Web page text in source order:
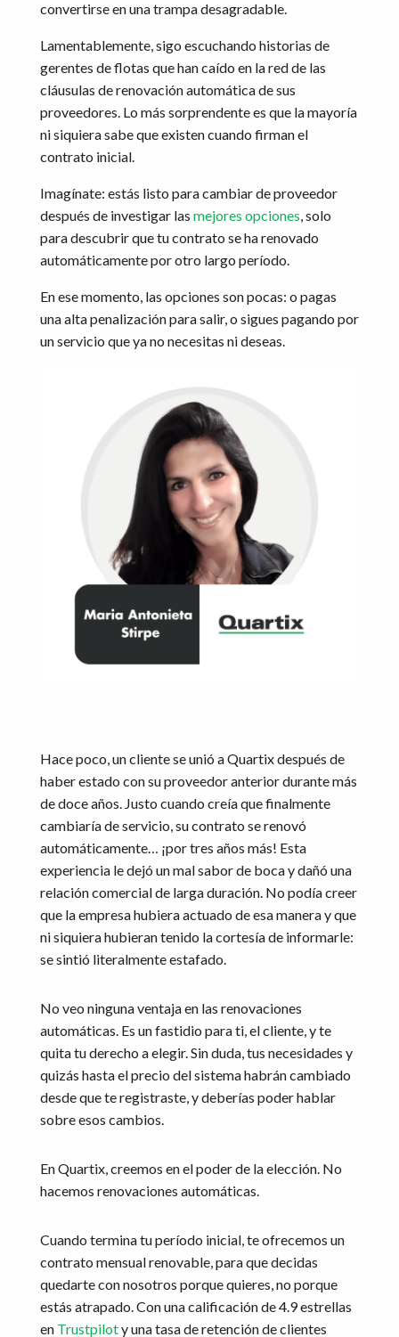
convertirse en una trampa desagradable.
Lamentablemente, sigo escuchando historias de
gerentes de flotas que han caído en la red de las
cláusulas de renovación automática de sus
proveedores. Lo más sorprendente es que la mayoría
ni siquiera sabe que existen cuando firman el
contrato inicial.
Imagínate: estás listo para cambiar de proveedor
después de investigar las mejores opciones, solo
para descubrir que tu contrato se ha renovado
automáticamente por otro largo período.
En ese momento, las opciones son pocas: o pagas
una alta penalización para salir, o sigues pagando por
un servicio que ya no necesitas ni deseas.
Hace poco, un cliente se unió a Quartix después de
haber estado con su proveedor anterior durante más
de doce años. Justo cuando creía que finalmente
cambiaría de servicio, su contrato se renovó
automáticamente… ¡por tres años más! Esta
experiencia le dejó un mal sabor de boca y dañó una
relación comercial de larga duración. No podía creer
que la empresa hubiera actuado de esa manera y que
ni siquiera hubieran tenido la cortesía de informarle:
se sintió literalmente estafado.
No veo ninguna ventaja en las renovaciones
automáticas. Es un fastidio para ti, el cliente, y te
quita tu derecho a elegir. Sin duda, tus necesidades y
quizás hasta el precio del sistema habrán cambiado
desde que te registraste, y deberías poder hablar
sobre esos cambios.
En Quartix, creemos en el poder de la elección. No
hacemos renovaciones automáticas.
Cuando termina tu período inicial, te ofrecemos un
contrato mensual renovable, para que decidas
quedarte con nosotros porque quieres, no porque
estás atrapado. Con una calificación de 4.9 estrellas
en Trustpiloty una tasa de retención de clientes